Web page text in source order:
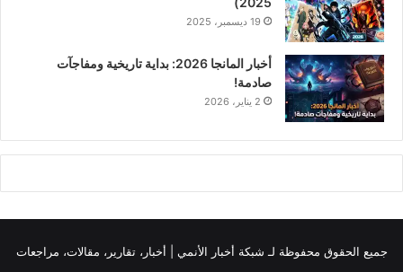
19 ديسمبر، 2025
أخبار المانجا 2026: بداية تاريخية ومفاجآت
صادمة!
2 يناير، 2026
جميع الحقوق محفوظة لـ شبكة أخبار الأنمي | أخبار، تقارير، مقالات، مراجعات